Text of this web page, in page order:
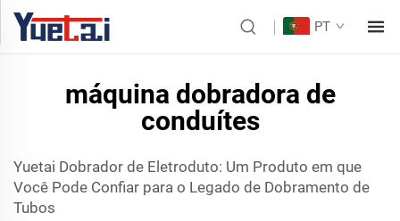
PT
máquina dobradora de
conduítes
Yuetai Dobrador de Eletroduto: Um Produto em que
Você Pode Confiar para o Legado de Dobramento de
Tubos